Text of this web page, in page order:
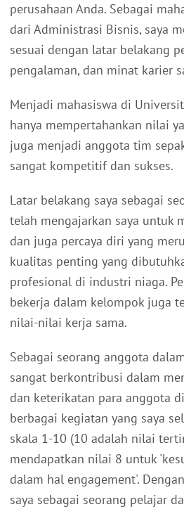
perusahaan Anda. Sebagai
dari Administrasi Bisnis, saya
sesuai dengan latar belakang
pengalaman, dan minat karier
Menjadi mahasiswa di
hanya mempertahankan nilai
juga menjadi anggota tim
sangat kompetitif dan sukses.
Latar belakang saya sebagai
telah mengajarkan saya untuk
dan juga percaya diri yang
kualitas penting yang
profesional di industri niaga.
bekerja dalam kelompok juga
nilai-nilai kerja sama.
Sebagai seorang anggota
sangat berkontribusi dalam
dan keterikatan para anggota
berbagai kegiatan yang saya
skala 1-10 (10 adalah nilai
mendapatkan nilai 8 untuk
dalam hal engagement'.
saya sebagai seorang pelajar